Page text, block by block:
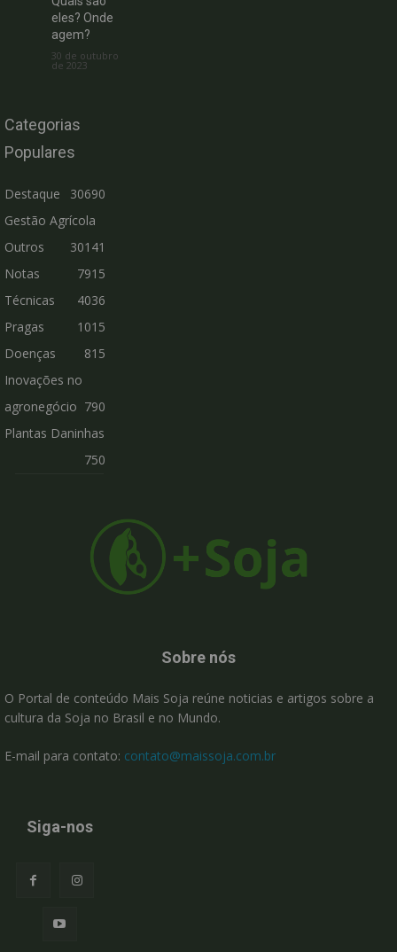
eles? Onde
agem?
30 de outubro
de 2023
Categorias
Populares
Destaque
30690
Gestão Agrícola
30141
Outros
7915
Notas
Técnicas
4036
Pragas
1015
Doenças
815
Inovações no
agronegócio 790
Plantas Daninhas
750
Sobre nós
O Portal de conteúdo Mais Soja reúne noticias e artigos sobre a
cultura da Soja no Brasil e no Mundo.
E-mail para contato: contato@maissoja.com.br
Siga-nos